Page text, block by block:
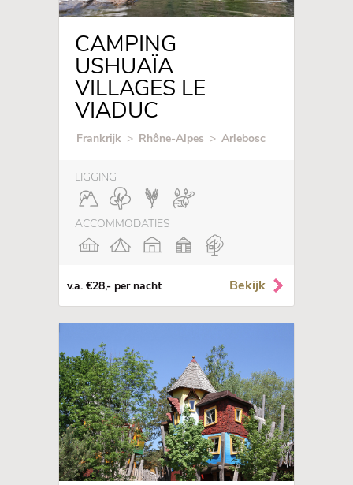
CAMPING
USHUAÏA
VILLAGES LE
VIADUC
Frankrijk > Rhône-Alpes > Arlebosc
LIGGING
ACCOMMODATIES
v.a. €28,- per nacht Bekijk